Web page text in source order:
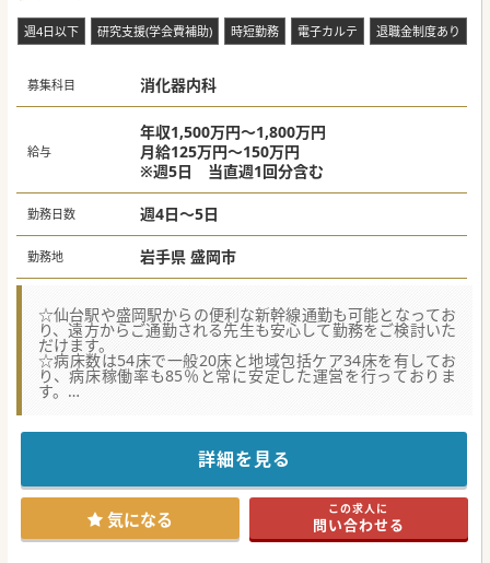
方以降の手術や夜間緊急対応のさらなる強化を目指した増員
募集です。
方針です。
■地域で増大するTAVIや低侵襲心臓手術の需要に確実に応え
たいと考えております。
週4日以下 研究支援(学会費補助) 時短勤務 電子カルテ 退職金制度あり
募集科目 消化器内科
給与
年収1,500万円～1,800万円
月給125万円～150万円
※週5日 当直週1回分含む
勤務日数 週4日～5日
勤務地 岩手県 盛岡市
☆仙台駅や盛岡駅からの便利な新幹線通勤も可能となってお
り、遠方からご通勤される先生も安心して勤務をご検討いた
だけます。
☆病床数は54床で一般20床と地域包括ケア34床を有してお
り、病床稼働率も85％と常に安定した運営を行っておりま
す。
☆年間約200台ほどの救急車受け入れ対応や輪番制の救急対
だきます。
■2012年に新しく建て替えられた真新しい建屋となってお
り、清潔感と機能性を備えた大変心地よい環境が整っていま
■二次救急指定病院として救急車の受け入れは年間200台程
度で、輪番制にも参加してしっかりと地域医療に貢献してお
詳細を見る
気になる この求人に
問い合わせる